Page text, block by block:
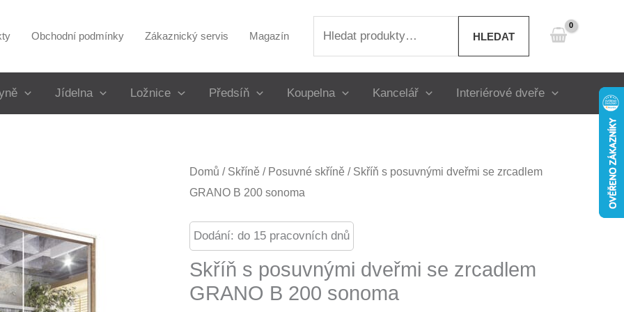
Obchodní podmínky Zákaznický servis Magazín HLEDAT
Jídelna Ložnice Předsíň Koupelna Kancelář Interiérové dveře
Domů / Skříně / Posuvné skříně / Skříň s posuvnými dveřmi se zrcadlem
GRANO B 200 sonoma
Dodání: do 15 pracovních dnů
Skříň s posuvnými dveřmi se zrcadlem
GRANO B 200 sonoma